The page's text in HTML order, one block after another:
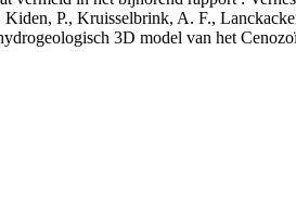
P., Kruisselbrink, A. F.,
3D model van het